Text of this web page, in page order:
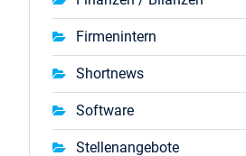
Firmenintern
Shortnews
Software
Stellenangebote